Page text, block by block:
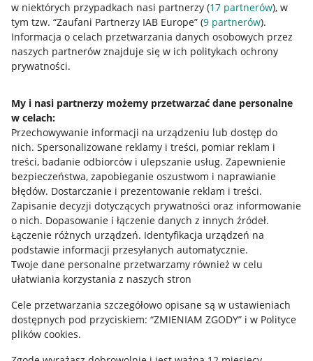
w niektórych przypadkach nasi partnerzy (17 partnerów), w
tym tzw. “Zaufani Partnerzy IAB Europe” (9 partnerów).
Informacja o celach przetwarzania danych osobowych przez
naszych partnerów znajduje się w ich politykach ochrony
prywatności.
My i nasi partnerzy możemy przetwarzać dane personalne
w celach:
Przechowywanie informacji na urządzeniu lub dostęp do
nich. Spersonalizowane reklamy i treści, pomiar reklam i
treści, badanie odbiorców i ulepszanie usług. Zapewnienie
bezpieczeństwa, zapobieganie oszustwom i naprawianie
błędów. Dostarczanie i prezentowanie reklam i treści.
Zapisanie decyzji dotyczących prywatności oraz informowanie
o nich. Dopasowanie i łączenie danych z innych źródeł.
Łączenie różnych urządzeń. Identyfikacja urządzeń na
podstawie informacji przesyłanych automatycznie.
Twoje dane personalne przetwarzamy również w celu
ułatwiania korzystania z naszych stron
Cele przetwarzania szczegółowo opisane są w ustawieniach
dostępnych pod przyciskiem: “ZMIENIAM ZGODY” i w Polityce
plików cookies.
Przydatne informacje
Jak to działa
Allegro Gadane dla sprzedających
Allegro Gadane dla kupujących
Mapa miejscowości
Informacje prawne
Regulamin
Polityka plików "cookies"
Ustawienia plików "cookies"
Udostępnianie lokalizacji
Informacje dla Aktu o Usługach Cyfrowych